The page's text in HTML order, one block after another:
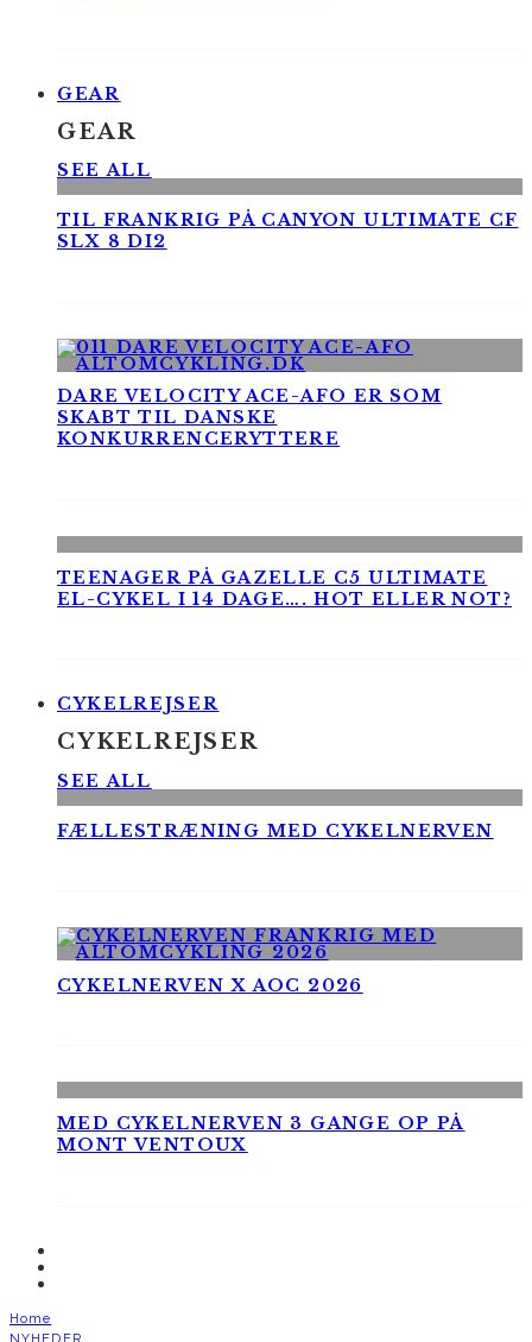
GEAR
GEAR
SEE ALL
TIL FRANKRIG PÅ CANYON ULTIMATE CF
SLX 8 DI2
DARE VELOCITY ACE-AFO ER SOM
SKABT TIL DANSKE
KONKURRENCERYTTERE
TEENAGER PÅ GAZELLE C5 ULTIMATE
EL-CYKEL I 14 DAGE…. HOT ELLER NOT?
CYKELREJSER
CYKELREJSER
SEE ALL
FÆLLESTRÆNING MED CYKELNERVEN
CYKELNERVEN X AOC 2026
MED CYKELNERVEN 3 GANGE OP PÅ
MONT VENTOUX
Home
NYHEDER